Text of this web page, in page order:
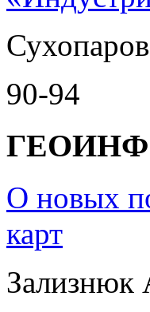
90-94
О новых
карт